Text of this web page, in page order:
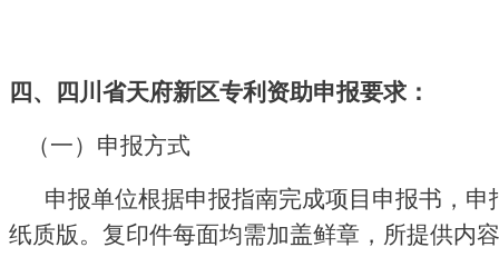
四 、 四川省天府新区专利资助申报要求 ：
（一）申报方式
申报单位根据申报指南完成项目申报书，
纸质版。复印件每面均需加盖鲜章，所提供内